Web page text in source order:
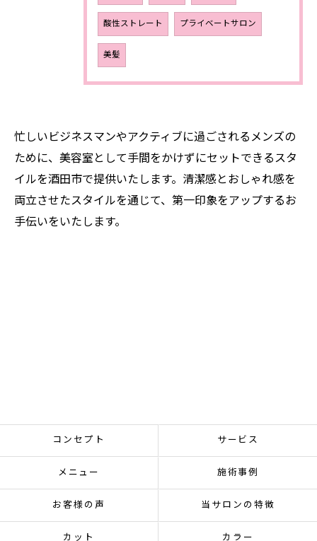
酸性ストレート プライベートサロン
美髪
忙しいビジネスマンやアクティブに過ごされるメンズの
ために、美容室として手間をかけずにセットできるスタ
イルを酒田市で提供いたします。清潔感とおしゃれ感を
両立させたスタイルを通じて、第一印象をアップするお
手伝いをいたします。
コンセプト サービス
メニュー 施術事例
お客様の声 当サロンの特徴
カット カラー